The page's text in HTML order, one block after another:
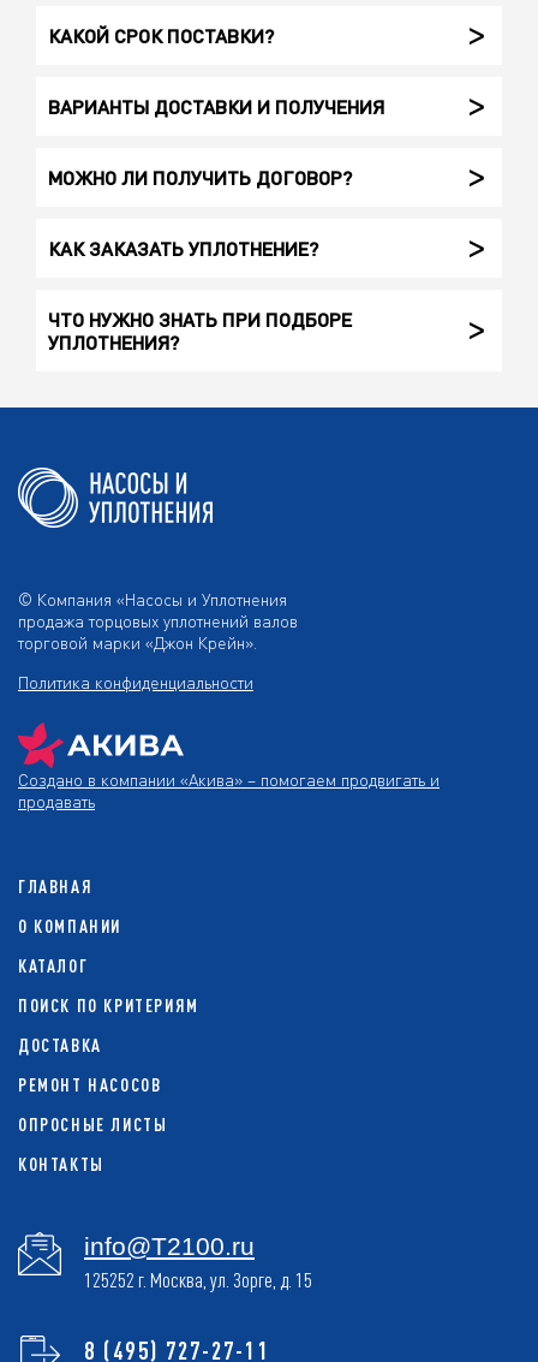
КАКОЙ СРОК ПОСТАВКИ?
ВАРИАНТЫ ДОСТАВКИ И ПОЛУЧЕНИЯ
МОЖНО ЛИ ПОЛУЧИТЬ ДОГОВОР?
КАК ЗАКАЗАТЬ УПЛОТНЕНИЕ?
ЧТО НУЖНО ЗНАТЬ ПРИ ПОДБОРЕ
УПЛОТНЕНИЯ?
© Компания «Насосы и Уплотнения
продажа торцовых уплотнений валов
торговой марки «Джон Крейн».
Политика конфиденциальности
Создано в компании «Акива» – помогаем продвигать и
продавать
ГЛАВНАЯ
О КОМПАНИИ
КАТАЛОГ
ПОИСК ПО КРИТЕРИЯМ
ДОСТАВКА
РЕМОНТ НАСОСОВ
ОПРОСНЫЕ ЛИСТЫ
КОНТАКТЫ
info@T2100.ru
125252 г. Москва, ул. Зорге, д. 15
8 (495) 727-27-11